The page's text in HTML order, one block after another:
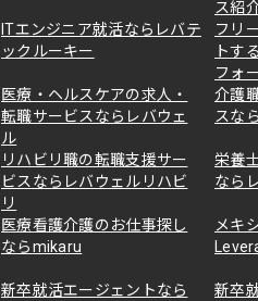
ス紹
ITエンジニア就活ならレバテ
ックルーキー
フリ
トす
フォ
医療・ヘルスケアの求人・
転職サービスならレバウェ
ル
介護
スな
リハビリ職の転職支援サー
ビスならレバウェルリハビ
リ
栄養
なら
医療看護介護のお仕事探し
ならmikaru
メキ
新卒就活エージェントなら
新卒